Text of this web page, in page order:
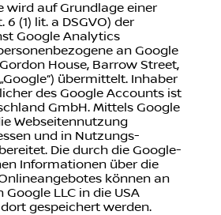
wird auf Grundlage einer
(1) lit. a DSGVO) der
Google Analytics
an Google
House, Barrow Street,
übermittelt. Inhaber
des Google Accounts ist
GmbH. Mittels Google
Webseitennutzung
und in Nutzungs-
Die durch die Google-
Informationen über die
können an
Google LLC in die USA
gespeichert werden.